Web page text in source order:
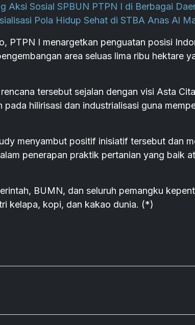
Aksi Sosial SPBUN PTPN I di Berbagai
Pola Hidup Sehat di STBA Anas Al
PTPN I menargetkan penguatan posisi
area seluas lima ribu hektare
tersebut sejalan dengan visi Asta
hilirisasi dan industrialisasi guna
menyambut positif inisiatif tersebut dan
penerapan praktik pertanian yang baik
BUMN, dan seluruh pemangku
kelapa, kopi, dan kakao dunia. (*)